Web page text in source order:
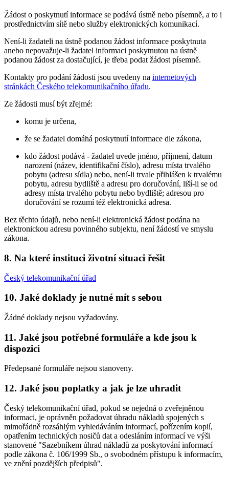
Žádost o poskytnutí informace se podává ústně nebo písemně, a to i
prostřednictvím sítě nebo služby elektronických komunikací.
Není-li žadateli na ústně podanou žádost informace poskytnuta
anebo nepovažuje-li žadatel informaci poskytnutou na ústně
podanou žádost za dostačující, je třeba podat žádost písemně.
Kontakty pro podání žádosti jsou uvedeny na internetových
stránkách Českého telekomunikačního úřadu.
Ze žádosti musí být zřejmé:
komu je určena,
že se žadatel domáhá poskytnutí informace dle zákona,
kdo žádost podává - žadatel uvede jméno, příjmení, datum
narození (název, identifikační číslo), adresu místa trvalého
pobytu (adresu sídla) nebo, není-li trvale přihlášen k trvalému
pobytu, adresu bydliště a adresu pro doručování, liší-li se od
adresy místa trvalého pobytu nebo bydliště; adresou pro
doručování se rozumí též elektronická adresa.
Bez těchto údajů, nebo není-li elektronická žádost podána na
elektronickou adresu povinného subjektu, není žádostí ve smyslu
zákona.
8. Na které instituci životní situaci řešit
Český telekomunikační úřad
10. Jaké doklady je nutné mít s sebou
Žádné doklady nejsou vyžadovány.
11. Jaké jsou potřebné formuláře a kde jsou k
dispozici
Předepsané formuláře nejsou stanoveny.
12. Jaké jsou poplatky a jak je lze uhradit
Český telekomunikační úřad, pokud se nejedná o zveřejněnou
informaci, je oprávněn požadovat úhradu nákladů spojených s
mimořádně rozsáhlým vyhledáváním informací, pořízením kopií,
opatřením technických nosičů dat a odesláním informací ve výši
stanovené "Sazebníkem úhrad nákladů za poskytování informací
podle zákona č. 106/1999 Sb., o svobodném přístupu k informacím,
ve znění pozdějších předpisů".